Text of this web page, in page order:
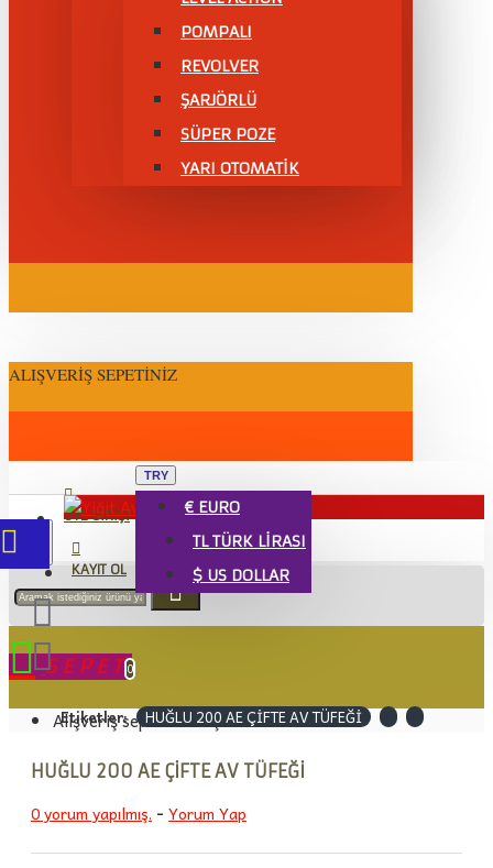
POMPALI
REVOLVER
ŞARJÖRLÜ
SÜPER POZE
YARI OTOMATİK
ALIŞVERIŞ SEPETINIZ
ÜYE GIRIŞI
KAYIT OL
TRY
€ EURO
TL TÜRK LIRASI
$ US DOLLAR
SEPET0
Alışveriş sepetiniz boş!
Etiketler: HUĞLU 200 AE ÇİFTE AV TÜFEĞİ
HUĞLU 200 AE ÇİFTE AV TÜFEĞİ
0 yorum yapılmış. - Yorum Yap